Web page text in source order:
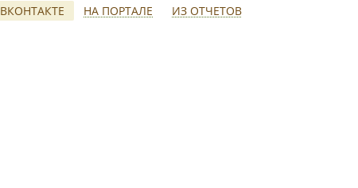
ВКОНТАКТЕ НА ПОРТАЛЕ ИЗ ОТЧЕТОВ